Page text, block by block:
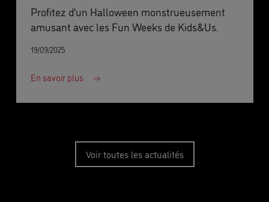
Profitez d’un Halloween monstrueusement
amusant avec les Fun Weeks de Kids&Us.
19/09/2025
En savoir plus
Voir toutes les actualités